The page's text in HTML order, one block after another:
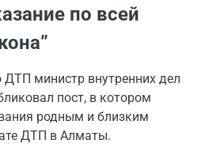
по всей
ДТП министр внутренних дел
пост, в котором
родным и близким
ДТП в Алматы.